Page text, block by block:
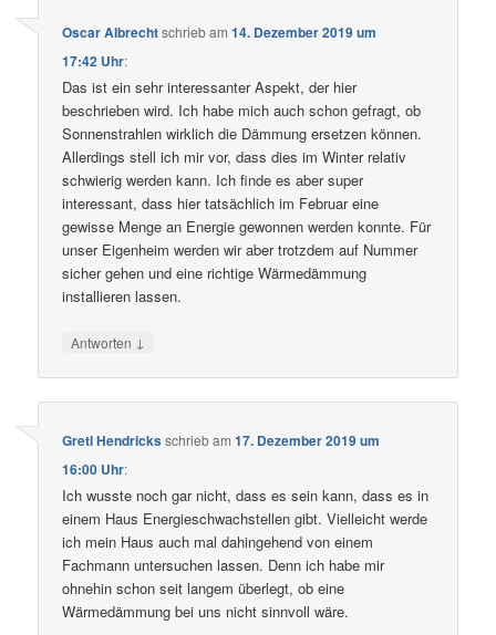
Oscar Albrechtschriebam14. Dezember 2019 um
17:42 Uhr:
Das ist ein sehr interessanter Aspekt, der hier
beschrieben wird. Ich habe mich auch schon gefragt, ob
Sonnenstrahlen wirklich die Dämmung ersetzen können.
Allerdings stell ich mir vor, dass dies im Winter relativ
schwierig werden kann. Ich finde es aber super
interessant, dass hier tatsächlich im Februar eine
gewisse Menge an Energie gewonnen werden konnte. Für
unser Eigenheim werden wir aber trotzdem auf Nummer
sicher gehen und eine richtige Wärmedämmung
installieren lassen.
Antworten ↓
Gretl Hendricksschriebam17. Dezember 2019 um
16:00 Uhr:
Ich wusste noch gar nicht, dass es sein kann, dass es in
einem Haus Energieschwachstellen gibt. Vielleicht werde
ich mein Haus auch mal dahingehend von einem
Fachmann untersuchen lassen. Denn ich habe mir
ohnehin schon seit langem überlegt, ob eine
Wärmedämmung bei uns nicht sinnvoll wäre.